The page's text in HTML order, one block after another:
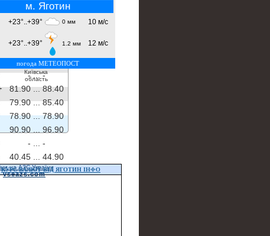
м. Яготин
+23°..+39° 0 мм 10 м/с
+23°..+39° 1.2 мм 12 м/с
погода МЕТЕОПОСТ
Київська
область
- ...-
81.90 ...88.40
79.90 ...85.40
78.90 ...78.90
90.90 ...
96.90
- ...
-
40.45 ... 44.90
на АЗС України
vseazs.com
КУРС ВАЛЮТ ВІД ЯГОТИН ІНФО